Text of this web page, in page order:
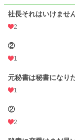
社長×秘書×お仕事も頑張
溺愛じれじれ物語りです！
小説
恋愛
お気に入り 50
文字数
社長それはいけませ
2
②
1
元秘書は秘書になり
1
②
2